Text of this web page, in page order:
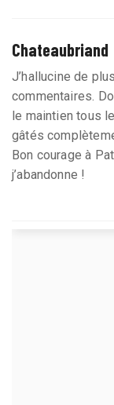
Chateaubriand
J’hallucine de
commentaires.
le maintien tous
gâtés
Bon courage à
j’abandonne !